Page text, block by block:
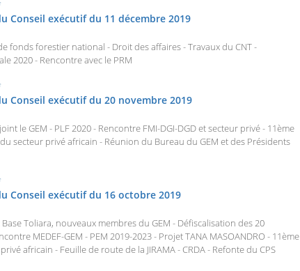
Conseil exécutif du 11 décembre 2019
fonds forestier national - Droit des affaires - Travaux du CNT -
2020 - Rencontre avec le PRM
Conseil exécutif du 20 novembre 2019
le GEM - PLF 2020 - Rencontre FMI-DGI-DGD et secteur privé - 11ème
secteur privé africain - Réunion du Bureau du GEM et des Présidents
Conseil exécutif du 16 octobre 2019
Toliara, nouveaux membres du GEM - Défiscalisation des 20
MEDEF-GEM - PEM 2019-2023 - Projet TANA MASOANDRO - 11ème
africain - Feuille de route de la JIRAMA - CRDA - Refonte du CPS